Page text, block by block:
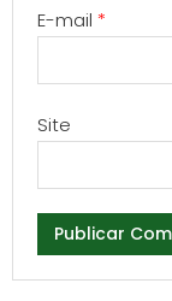
E-mail *
Site